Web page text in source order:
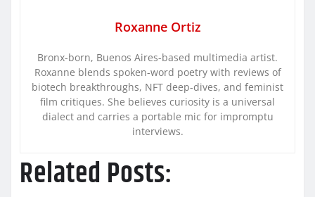
Roxanne Ortiz
Bronx-born, Buenos Aires-based multimedia artist.
Roxanne blends spoken-word poetry with reviews of
biotech breakthroughs, NFT deep-dives, and feminist
film critiques. She believes curiosity is a universal
dialect and carries a portable mic for impromptu
interviews.
Related Posts: